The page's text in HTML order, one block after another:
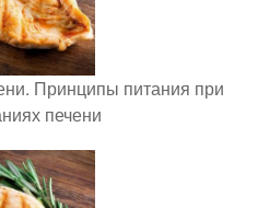
Принципы питания при
печени